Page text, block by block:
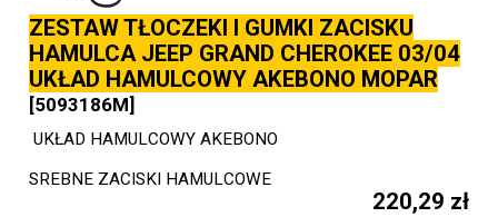
ZESTAW TŁOCZEKI I GUMKI ZACISKU
HAMULCA JEEP GRAND CHEROKEE 03/04
UKŁAD HAMULCOWY AKEBONO MOPAR
[5093186M]
UKŁAD HAMULCOWY AKEBONO
SREBNE ZACISKI HAMULCOWE
220,29 zł